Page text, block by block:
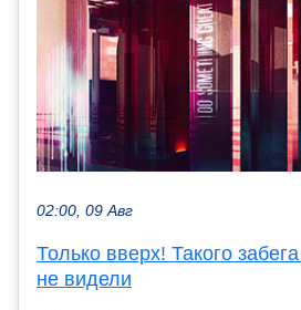
02:00, 09 Авг
Только вверх! Такого
не видели